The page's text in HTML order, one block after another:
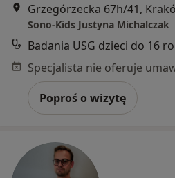
Grzegórzecka 67h/41,
Sono-Kids Justyna Michalczak
Badania USG dzieci do 16
Poproś o wizytę